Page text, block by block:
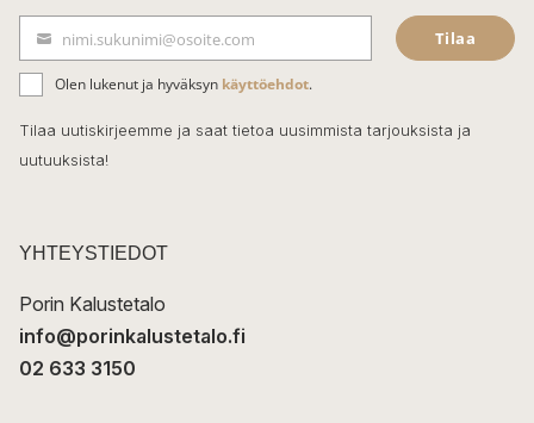
e
b
o
o
k
ä
h
k
t
nimi.sukunimi@osoite.com Tilaa
Olen lukenut ja hyväksyn käyttöehdot.
Tilaa uutiskirjeemme ja saat tietoa uusimmista tarjouksista ja
uutuuksista!
YHTEYSTIEDOT
Porin Kalustetalo
info@porinkalustetalo.fi
02 633 3150